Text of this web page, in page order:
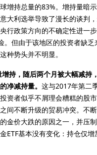
增持总量的83%。增持量暗
大利选举导致了漫长的谈判
行政策方向的不确定性进一
。但由于该地区的投资者缺
种势头并不明显。
持，随后两个月被大幅减持
净减持量。 这与2017年第二
资者似乎不屑理会糟糕的股
间不断升级的贸易冲突。不
金价大跌的原因之一，并压
ETF基本没有变化：持仓仅增